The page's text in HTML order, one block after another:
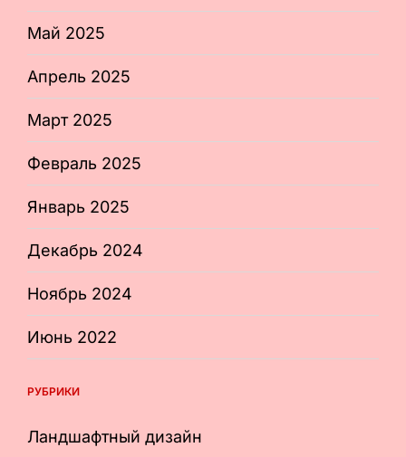
Май 2025
Апрель 2025
Март 2025
Февраль 2025
Январь 2025
Декабрь 2024
Ноябрь 2024
Июнь 2022
РУБРИКИ
Ландшафтный дизайн